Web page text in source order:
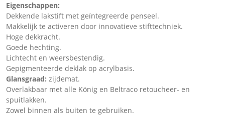
Eigenschappen:
Dekkende lakstift met geïntegreerde penseel.
Makkelijk te activeren door innovatieve stifttechniek.
Hoge dekkracht.
Goede hechting.
Lichtecht en weersbestendig.
Gepigmenteerde deklak op acrylbasis.
Glansgraad: zijdemat.
Overlakbaar met alle König en Beltraco retoucheer- en
spuitlakken.
Zowel binnen als buiten te gebruiken.